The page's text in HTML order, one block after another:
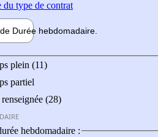
type de contrat
Durée hebdomadaire
plein (11)
partiel
(28)
hebdomadaire :